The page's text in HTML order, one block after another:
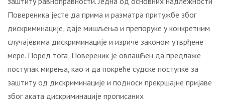
Повереника јесте да прима и разматра притужбе због
дискриминације, даје мишљења и препоруке у конкретним
случајевима дискриминације и изриче законом утврђене
мере. Поред тога, Повереник је овлашћен да предлаже
поступак мирења, као и да покреће судске поступке за
заштиту од дискриминације и подноси прекршајне пријаве
због аката дискриминације прописаних